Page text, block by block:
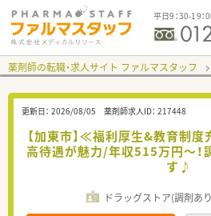
平日9：30-19：
薬剤師の転職・求人サイト ファルマスタッフ
更新日： 2026/08/05 薬剤師求人ID： 217448
【加東市】≪福利厚生&教育制
高待遇が魅力/年収515万円～！
す♪
ドラッグストア(調剤あ